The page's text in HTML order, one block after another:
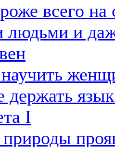
всего
людьми и
держать
I